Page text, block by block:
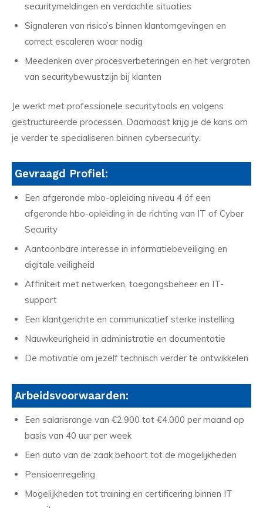
securitymeldingen en verdachte situaties
Signaleren van risico’s binnen klantomgevingen en
correct escaleren waar nodig
Meedenken over procesverbeteringen en het vergroten
van securitybewustzijn bij klanten
Je werkt met professionele securitytools en volgens
gestructureerde processen. Daarnaast krijg je de kans om
je verder te specialiseren binnen cybersecurity.
Gevraagd Profiel:
Een afgeronde mbo-opleiding niveau 4 óf een
afgeronde hbo-opleiding in de richting van IT of Cyber
Security
Aantoonbare interesse in informatiebeveiliging en
digitale veiligheid
Affiniteit met netwerken, toegangsbeheer en IT-
support
Een klantgerichte en communicatief sterke instelling
Nauwkeurigheid in administratie en documentatie
De motivatie om jezelf technisch verder te ontwikkelen
Arbeidsvoorwaarden:
Een salarisrange van €2.900 tot €4.000 per maand op
basis van 40 uur per week
Een auto van de zaak behoort tot de mogelijkheden
Pensioenregeling
Mogelijkheden tot training en certificering binnen IT